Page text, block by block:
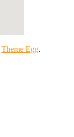
Theme Egg.